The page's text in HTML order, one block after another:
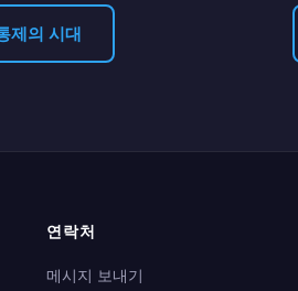
제의 시대
연락처
메시지 보내기